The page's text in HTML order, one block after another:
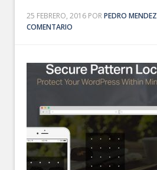
25 FEBRERO, 2016 PORPEDRO MENDEZ
COMENTARIO